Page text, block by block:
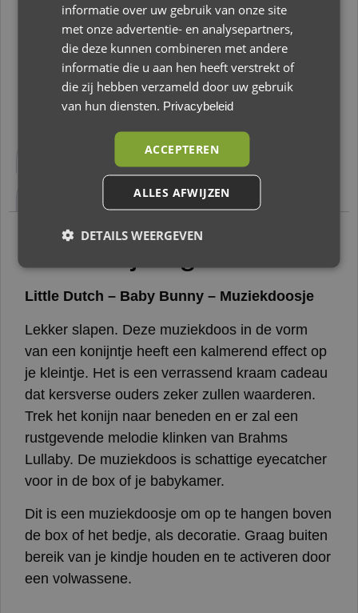
Op voorraad
Toevoegen aan winkelwagen
Aanvullende informatie
Beoordelingen (0)
Little Dutch – Baby Bunny – Muziekdoosje
Lekker slapen. Deze muziekdoos in de vorm
van een konijntje heeft een kalmerend effect op
je kleintje. Het is een verrassend kraam cadeau
dat kersverse ouders zeker zullen waarderen.
Trek het konijn naar beneden en er zal een
rustgevende melodie klinken van Brahms
Lullaby. De muziekdoos is schattige eyecatcher
voor in de box of je babykamer.
Dit is een muziekdoosje om op te hangen boven
de box of het bedje, als decoratie. Graag buiten
bereik van je kindje houden en te activeren door
een volwassene.
informatie over uw gebruik van onze site
met onze advertentie- en analysepartners,
die deze kunnen combineren met andere
informatie die u aan hen heeft verstrekt of
die zij hebben verzameld door uw gebruik
van hun diensten. Privacybeleid
ACCEPTEREN
ALLES AFWIJZEN
DETAILS WEERGEVEN